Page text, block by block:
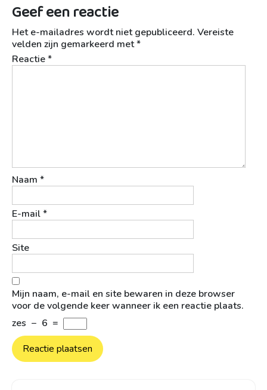
Geef een reactie
Het e-mailadres wordt niet gepubliceerd. Vereiste
velden zijn gemarkeerd met*
Reactie*
Naam *
E-mail*
Site
Mijn naam, e-mail en site bewaren in deze browser
voor de volgende keer wanneer ik een reactie plaats.
zes − 6 =